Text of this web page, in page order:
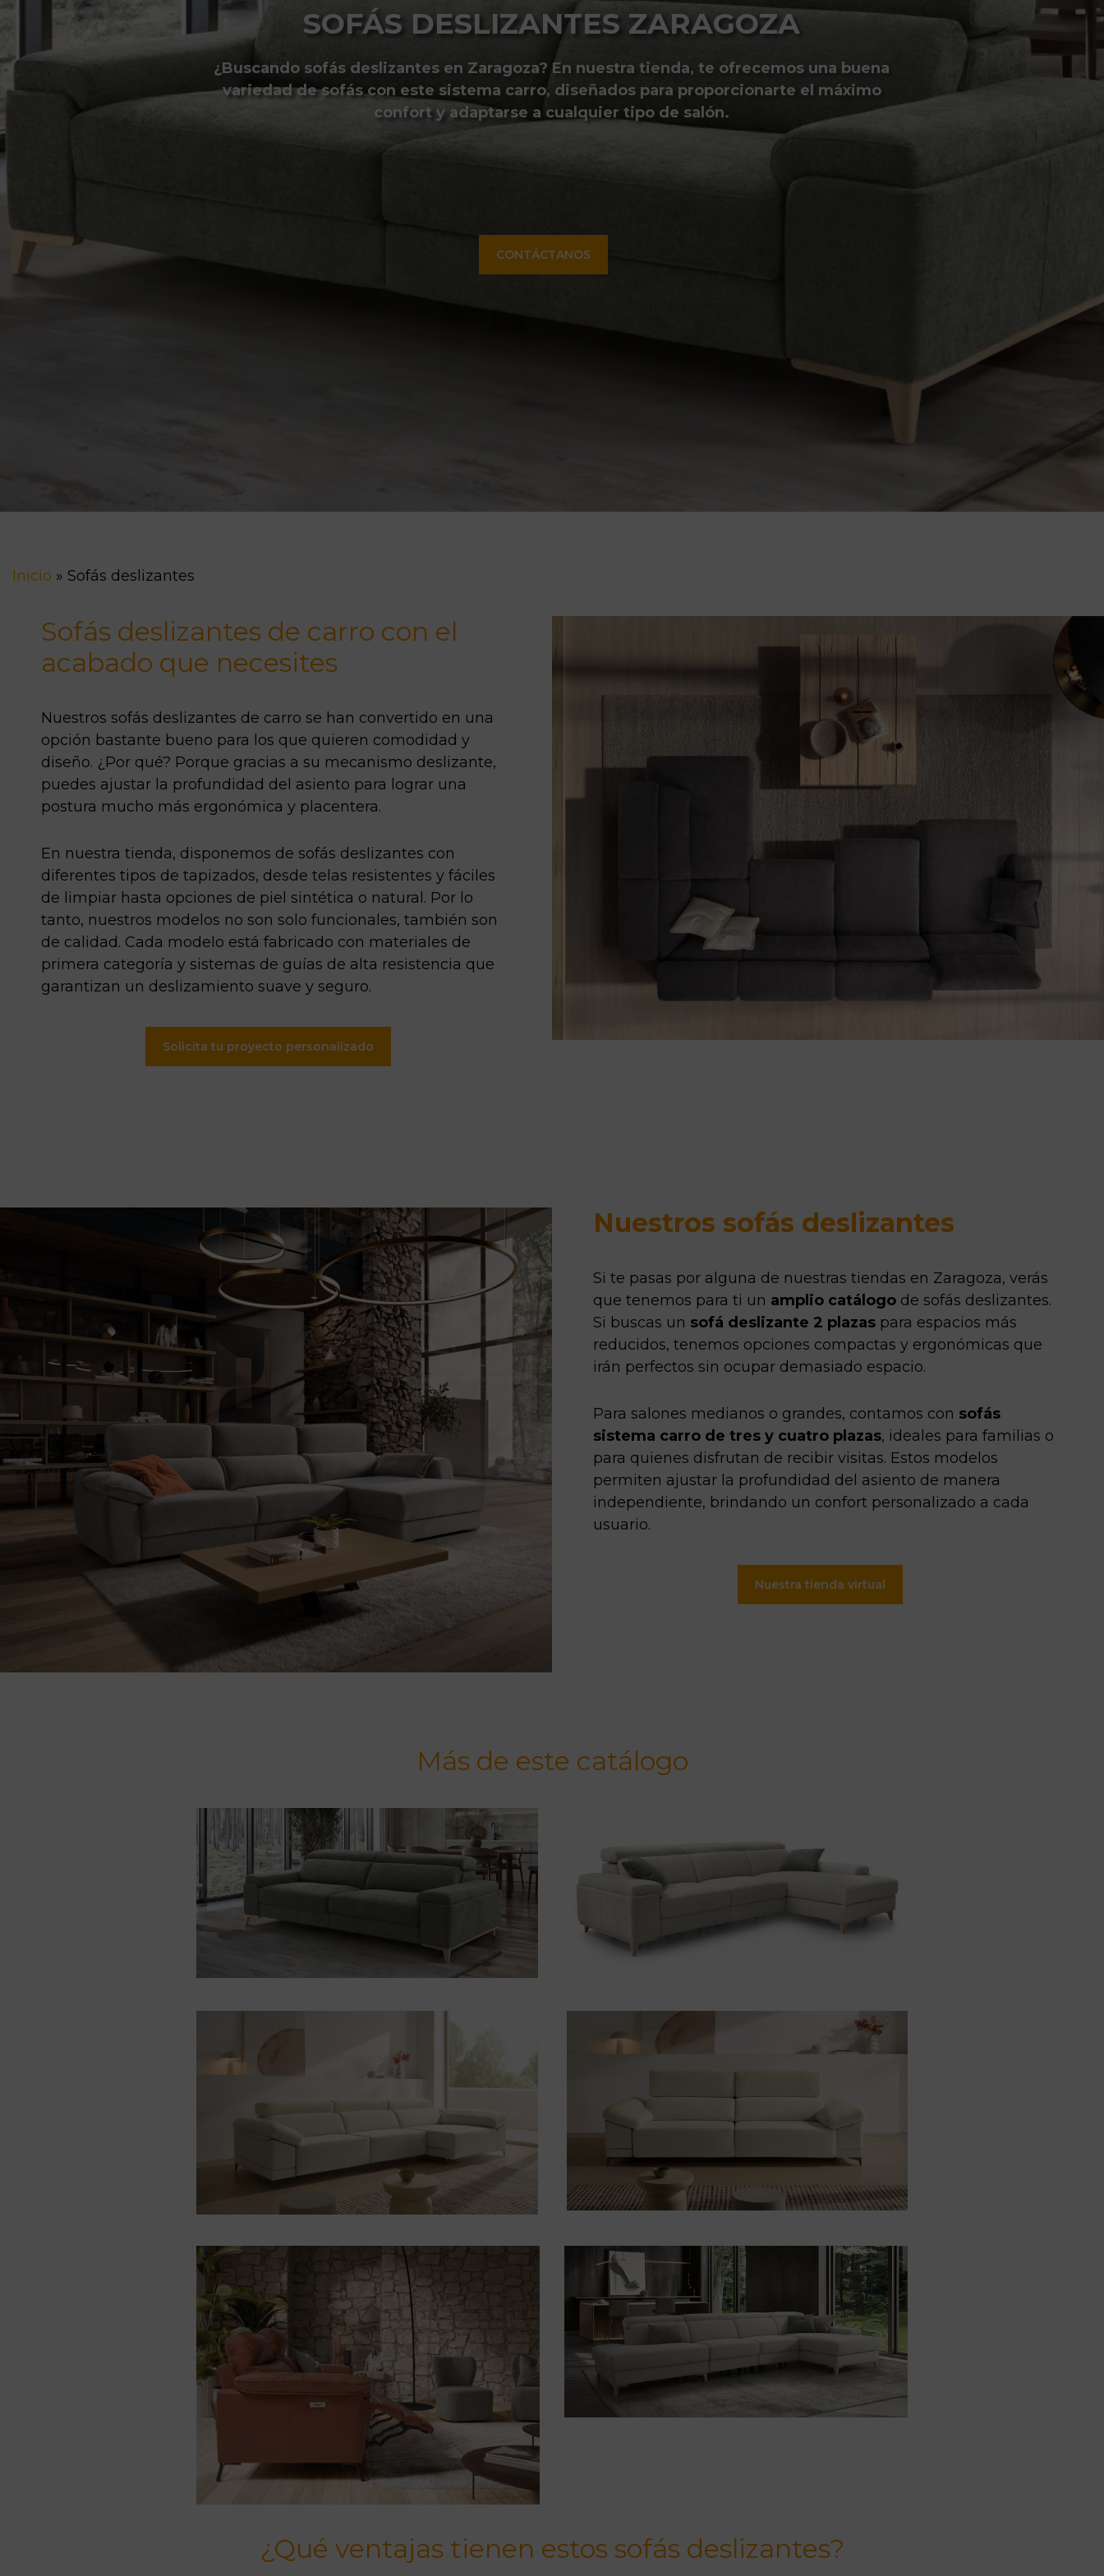
SOFÁS DESLIZANTES ZARAGOZA
¿Buscando sofás deslizantes en Zaragoza? En nuestra tienda, te ofrecemos una buena
variedad de sofás con este sistema carro, diseñados para proporcionarte el máximo
confort y adaptarse a cualquier tipo de salón.
CONTÁCTANOS
Inicio » Sofás deslizantes
Sofás deslizantes de carro con el
acabado que necesites
Nuestros sofás deslizantes de carro se han convertido en una
opción bastante bueno para los que quieren comodidad y
diseño. ¿Por qué? Porque gracias a su mecanismo deslizante,
puedes ajustar la profundidad del asiento para lograr una
postura mucho más ergonómica y placentera.
En nuestra tienda, disponemos de sofás deslizantes con
diferentes tipos de tapizados, desde telas resistentes y fáciles
de limpiar hasta opciones de piel sintética o natural. Por lo
tanto, nuestros modelos no son solo funcionales, también son
de calidad. Cada modelo está fabricado con materiales de
primera categoría y sistemas de guías de alta resistencia que
garantizan un deslizamiento suave y seguro.
Solicita tu proyecto personalizado
Nuestros sofás deslizantes
Si te pasas por alguna de nuestras tiendas en Zaragoza, verás
que tenemos para ti un amplio catálogo de sofás deslizantes.
Si buscas un sofá deslizante 2 plazas para espacios más
reducidos, tenemos opciones compactas y ergonómicas que
irán perfectos sin ocupar demasiado espacio.
Para salones medianos o grandes, contamos con sofás
sistema carro de tres y cuatro plazas, ideales para familias o
para quienes disfrutan de recibir visitas. Estos modelos
permiten ajustar la profundidad del asiento de manera
independiente, brindando un confort personalizado a cada
usuario.
Nuestra tienda virtual
Más de este catálogo
¿Qué ventajas tienen estos sofás deslizantes?